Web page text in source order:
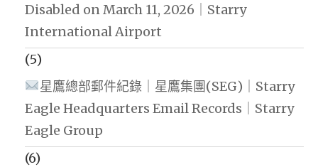
Disabled on March 11, 2026｜Starry
International Airport
(5)
星鷹總部郵件紀錄｜星鷹集團(SEG)｜Starry
Eagle Headquarters Email Records｜Starry
Eagle Group
(6)